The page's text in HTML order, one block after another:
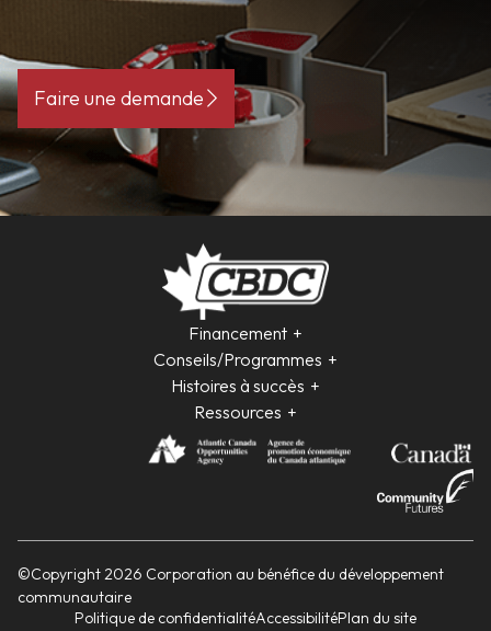
Faire une demande
Financement
Conseils/Programmes
Histoires à succès
Ressources
©Copyright 2026 Corporation au bénéfice du développement
communautaire
Politique de confidentialitéAccessibilitéPlan du site